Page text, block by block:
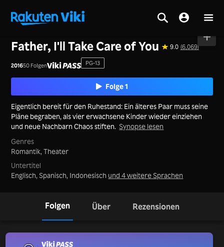
Father, I'll Take Care of You 9.0 (6,069)
201650 Folgen PG-13
Folge 1
Eigentlich bereit für den Ruhestand: Ein älteres Paar muss seine
Pläne begraben, als vier erwachsene Kinder wieder einziehen
und neue Nachbarn Chaos stiften. Synopse lesen
Genres
Romantik,Theater
Untertitel
Englisch, Spanisch, Indonesisch und 4 weitere Sprachen
Folgen Über Rezensionen